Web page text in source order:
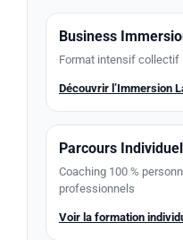
Business
Format intensif
Découvrir l’Immersion
Parcours
Coaching 100 %
professionnels
Voir la formation